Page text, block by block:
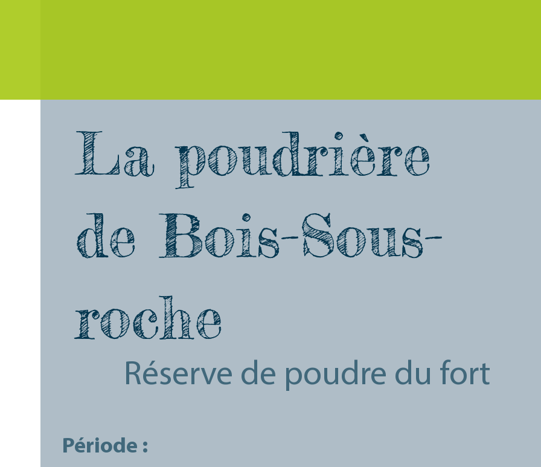
La poudrière
de Bois-Sous-
roche
Réserve de poudre du fort
Période :